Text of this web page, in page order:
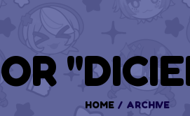
HOME ARCHIVE